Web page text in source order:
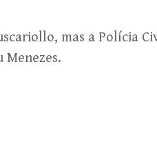
mas a Polícia